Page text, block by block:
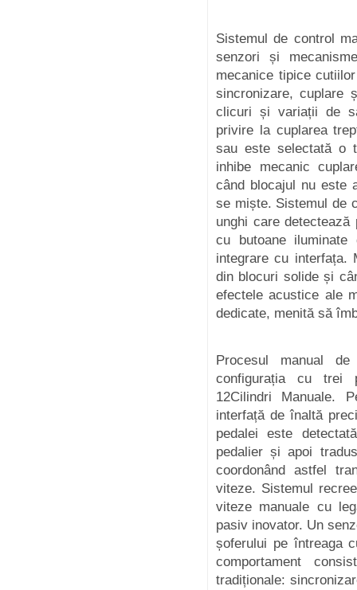
Sistemul de control
senzori și
mecanice tipice
sincronizare, cuplare
clicuri și variații de
privire la cuplarea
sau este selectată o
inhibe mecanic
când blocajul nu este
se miște. Sistemul de
unghi care
cu butoane
integrare cu interfața.
din blocuri solide și
efectele acustice ale
dedicate, menită să
Procesul manual
configurația cu trei
12Cilindri Manuale.
interfață de înaltă
pedalei este
pedalier și apoi
coordonând astfel
viteze. Sistemul
viteze manuale cu
pasiv inovator. Un
șoferului pe întreaga
comportament
tradiționale: